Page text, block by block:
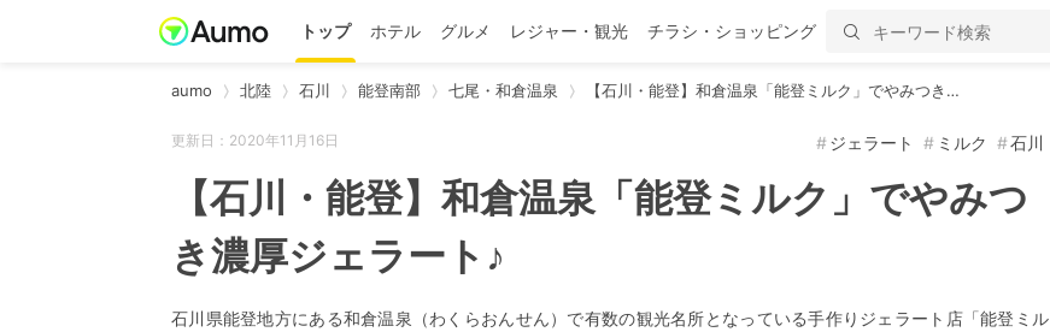
トップ ホテル グルメ レジャー・観光 チラシ・ショッピング
aumo 北陸 石川 能登南部 七尾・和倉温泉 【石川・能登】和倉温泉「能登ミルク」でやみつき…
更新日：2020年11月16日 ジェラート ミルク 石川
【石川・能登】和倉温泉「能登ミルク」でやみつ
き濃厚ジェラート♪
石川県能登地方にある和倉温泉（わくらおんせん）で有数の観光名所となっている手作りジェラート店「能登ミル